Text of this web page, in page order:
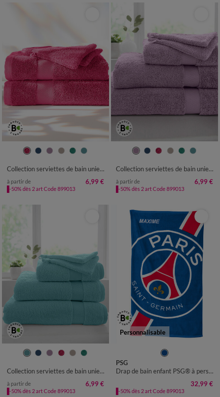
Collection serviettes de bain unies - coton modal 500 g/m²
à partir de 6,99 €
-50% dès 2 art Code 899013
Collection serviettes de bain unies - coton modal 500 g/m²
à partir de 6,99 €
-50% dès 2 art Code 899013
Collection serviettes de bain unies - coton modal 500 g/m²
à partir de 6,99 €
-50% dès 2 art Code 899013
Personnalisable
PSG
Drap de bain enfant PSG® à personnaliser, éponge et velours coton - 320g/m2
32,99 €
-50% dès 2 art Code 899013